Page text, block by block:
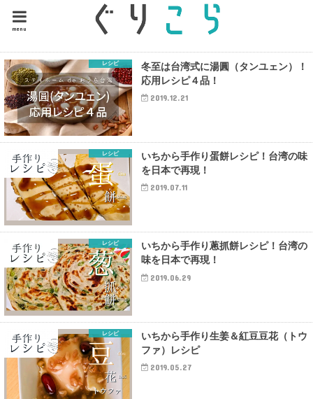
menu
レシピ
冬至は台湾式に湯圓（タンユェン）！
応用レシピ４品！
2019.12.21
レシピ
いちから手作り蛋餅レシピ！台湾の味
を日本で再現！
2019.07.11
レシピ
いちから手作り蔥抓餅レシピ！台湾の
味を日本で再現！
2019.06.29
レシピ
いちから手作り生姜＆紅豆豆花（トウ
ファ）レシピ
2019.05.27